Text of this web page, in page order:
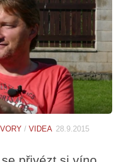
/ VIDEA 28.9.2015